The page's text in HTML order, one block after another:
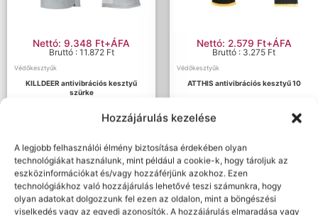
Hozzájárulás kezelése
A legjobb felhasználói élmény biztosítása érdekében olyan
technológiákat használunk, mint például a cookie-k, hogy tároljuk az
eszközinformációkat és/vagy hozzáférjünk azokhoz. Ezen
technológiákhoz való hozzájárulás lehetővé teszi számunkra, hogy
olyan adatokat dolgozzunk fel ezen az oldalon, mint a böngészési
viselkedés vagy az egyedi azonosítók. A hozzájárulás elmaradása vagy
Nettó: 9.348 Ft+ÁFA
Bruttó : 11.872 Ft
Védőkesztyűk
KILLDEER antivibrációs kesztyű
szürke
Nettó: 2.579 Ft+ÁFA
Bruttó : 3.275 Ft
Védőkesztyűk
ATTHIS antivibrációs kesztyű 10